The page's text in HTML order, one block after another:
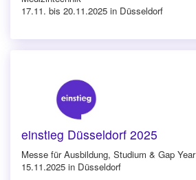
17.11. bis 20.11.2025 in Düsseldorf
einstieg Düsseldorf 2025
Messe für Ausbildung, Studium & Gap Year
15.11.2025 in Düsseldorf